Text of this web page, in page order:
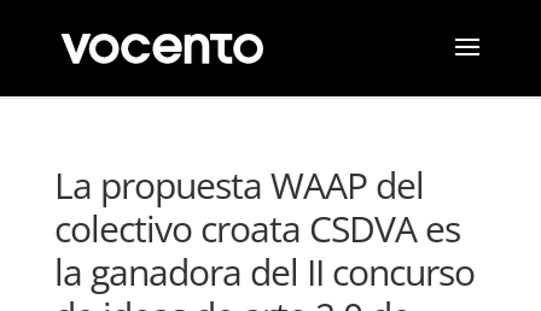
La propuesta WAAP del
colectivo croata CSDVA es
la ganadora del II concurso